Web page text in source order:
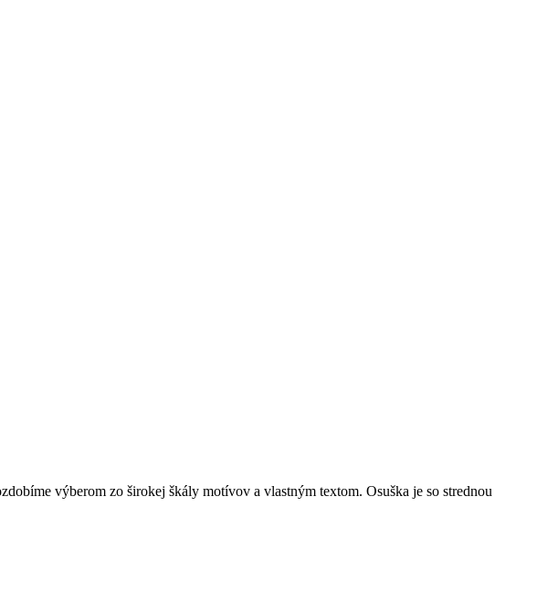
výberom zo širokej škály motívov a vlastným textom. Osuška je so strednou